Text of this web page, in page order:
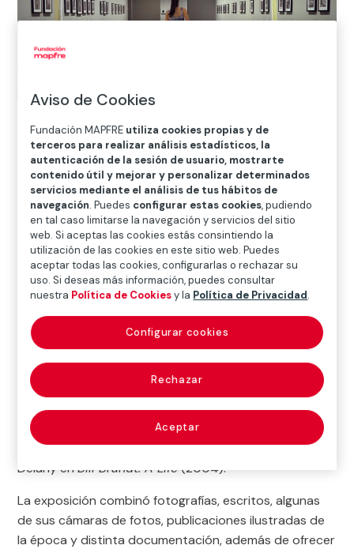
Inicio>Blog>Una mirada sonora sobre Bill Brandt
 Arte
En nuestrasala Recoletos de Madridse exhibió, hasta
el día 29 de agosto de 2021, la primera retrospectiva
1904-Londres, 1983), considerado uno de los
fotógrafos británicos más influyentes del siglo XX. La
muestra reúne
186 fotografías positivadas por el
propio Bill Brandt
, quién a lo largo de casi cinco
décadas abordó los principales géneros de la
disciplina fotográfica: reportaje social, retrato,
desnudo y paisaje, tal como señala su biógrafo Paul
Delany enBill Brandt. A Life (2004).
La exposición combinó fotografías, escritos, algunas
de sus cámaras de fotos, publicaciones ilustradas de
la época y distinta documentación, además de ofrecer
Aviso de Cookies
Fundación MAPFRE utiliza cookies propias y de
terceros para realizar análisis estadísticos, la
autenticación de la sesión de usuario, mostrarte
contenido útil y mejorar y personalizar determinados
servicios mediante el análisis de tus hábitos de
navegación. Puedes configurar estas cookies, pudiendo
en tal caso limitarse la navegación y servicios del sitio
web. Si aceptas las cookies estás consintiendo la
utilización de las cookies en este sitio web. Puedes
aceptar todas las cookies, configurarlas o rechazar su
uso. Si deseas más información, puedes consultar
nuestra Política de Cookiesy la Política de Privacidad.
Rechazar
Aceptar
Configurar cookies